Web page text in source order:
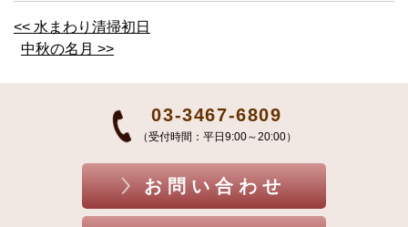
<< 水まわり清掃初日
中秋の名月 >>
03-3467-6809
（受付時間：平日9:00～20:00）
お問い合わせ